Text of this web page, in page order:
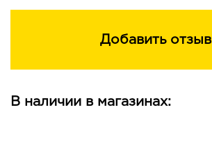
Добавить отзыв
В наличии в магазинах: